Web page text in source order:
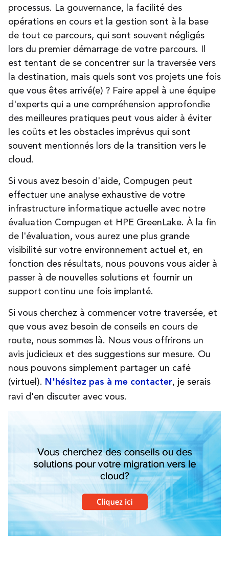
processus. La gouvernance, la facilité des
opérations en cours et la gestion sont à la base
de tout ce parcours, qui sont souvent négligés
lors du premier démarrage de votre parcours. Il
est tentant de se concentrer sur la traversée vers
la destination, mais quels sont vos projets une fois
que vous êtes arrivé(e) ? Faire appel à une équipe
d'experts qui a une compréhension approfondie
des meilleures pratiques peut vous aider à éviter
les coûts et les obstacles imprévus qui sont
souvent mentionnés lors de la transition vers le
cloud.
Si vous avez besoin d'aide, Compugen peut
effectuer une analyse exhaustive de votre
infrastructure informatique actuelle avec notre
évaluation Compugen et HPE GreenLake. À la fin
de l'évaluation, vous aurez une plus grande
visibilité sur votre environnement actuel et, en
fonction des résultats, nous pouvons vous aider à
passer à de nouvelles solutions et fournir un
support continu une fois implanté.
Si vous cherchez à commencer votre traversée, et
que vous avez besoin de conseils en cours de
route, nous sommes là. Nous vous offrirons un
avis judicieux et des suggestions sur mesure. Ou
nous pouvons simplement partager un café
(virtuel). N'hésitez pas à me contacter, je serais
ravi d'en discuter avec vous.